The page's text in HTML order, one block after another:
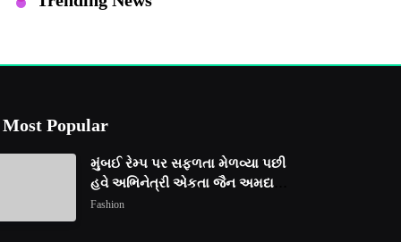
Most Popular
મુંબઈ રેમ્પ પર સફળતા મેળવ્યા પછી
હવે અભિનેત્રી એકતા જૈન અમદાવાદ
ફેશન વીકમાં પોતાની પ્રતિભા
Fashion